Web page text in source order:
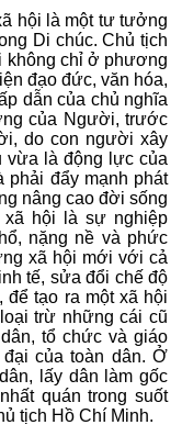
hội là một tư tưởng
Di chúc. Chủ tịch
không chỉ ở phương
đạo đức, văn hóa,
dẫn của chủ nghĩa
của Người, trước
do con người xây
vừa là động lực của
phải đẩy mạnh phát
nâng cao đời sống
xã hội là sự nghiệp
nặng nề và phức
xã hội mới với cả
tế, sửa đổi chế độ
để tạo ra một xã hội
trừ những cái cũ
tổ chức và giáo
của toàn dân. Ở
lấy dân làm gốc
quán trong suốt
tịch Hồ Chí Minh.